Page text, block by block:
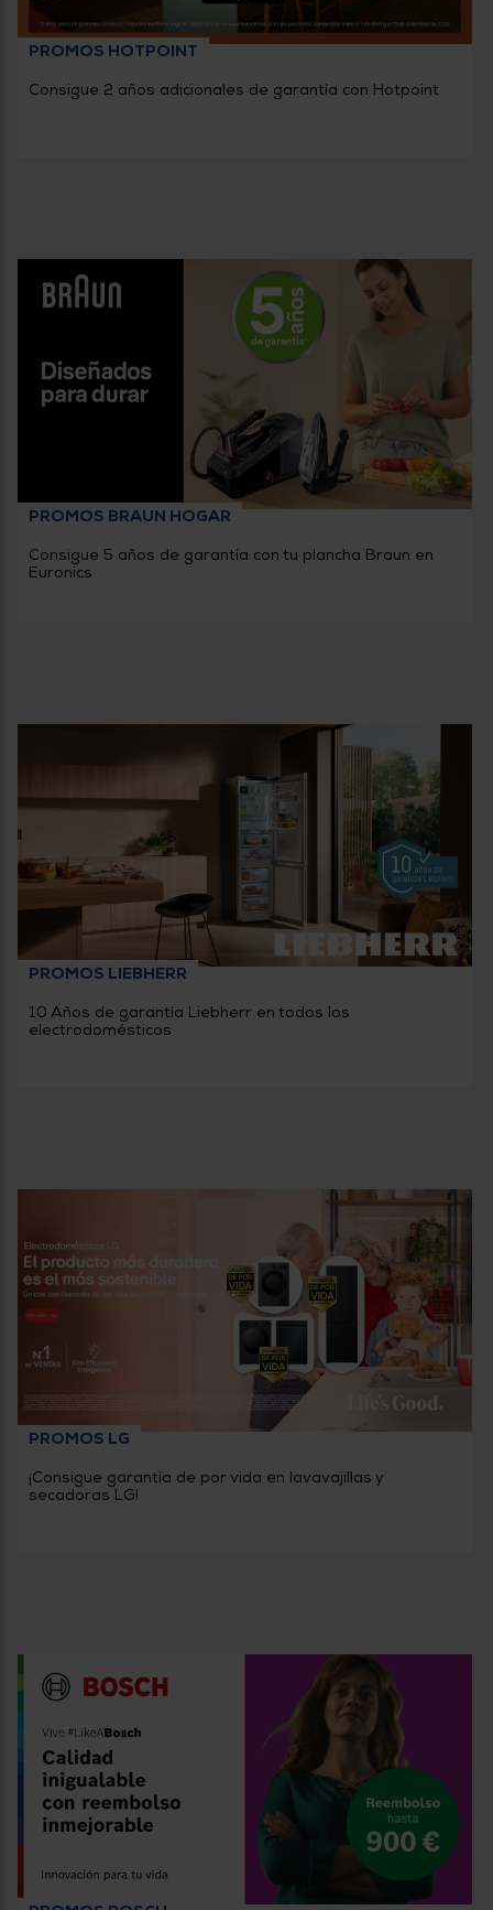
PROMOS HOTPOINT
Consigue 2 años adicionales de garantía con Hotpoint
PROMOS BRAUN HOGAR
Consigue 5 años de garantía con tu plancha Braun en
Euronics
PROMOS LIEBHERR
10 Años de garantía Liebherr en todos los
electrodomésticos
PROMOS LG
¡Consigue garantía de por vida en lavavajillas y
secadoras LG!